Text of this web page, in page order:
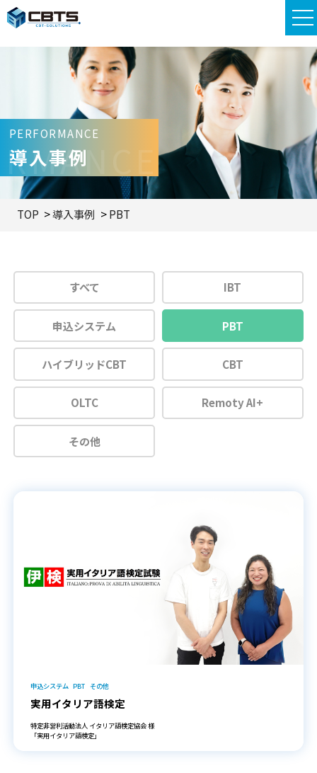
PERFORMANCE
導入事例
TOP 導入事例 PBT
すべて IBT
申込システム PBT
ハイブリッドCBT CBT
OLTC Remoty AI+
その他
申込システム PBT その他
実用イタリア語検定
特定非営利活動法人 イタリア語検定協会 様
「実用イタリア語検定」